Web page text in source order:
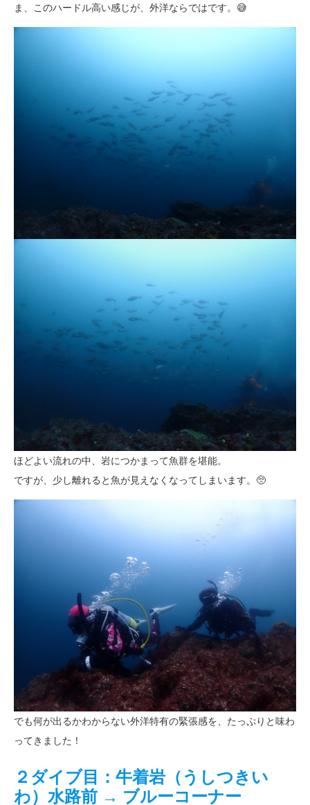
ま、このハードル高い感じが、外洋ならではです。😅
ほどよい流れの中、岩につかまって魚群を堪能。
ですが、少し離れると魚が見えなくなってしまいます。🥺
でも何が出るかわからない外洋特有の緊張感を、たっぷりと味わ
ってきました！
２ダイブ目：牛着岩（うしつきい
わ）水路前 → ブルーコーナー